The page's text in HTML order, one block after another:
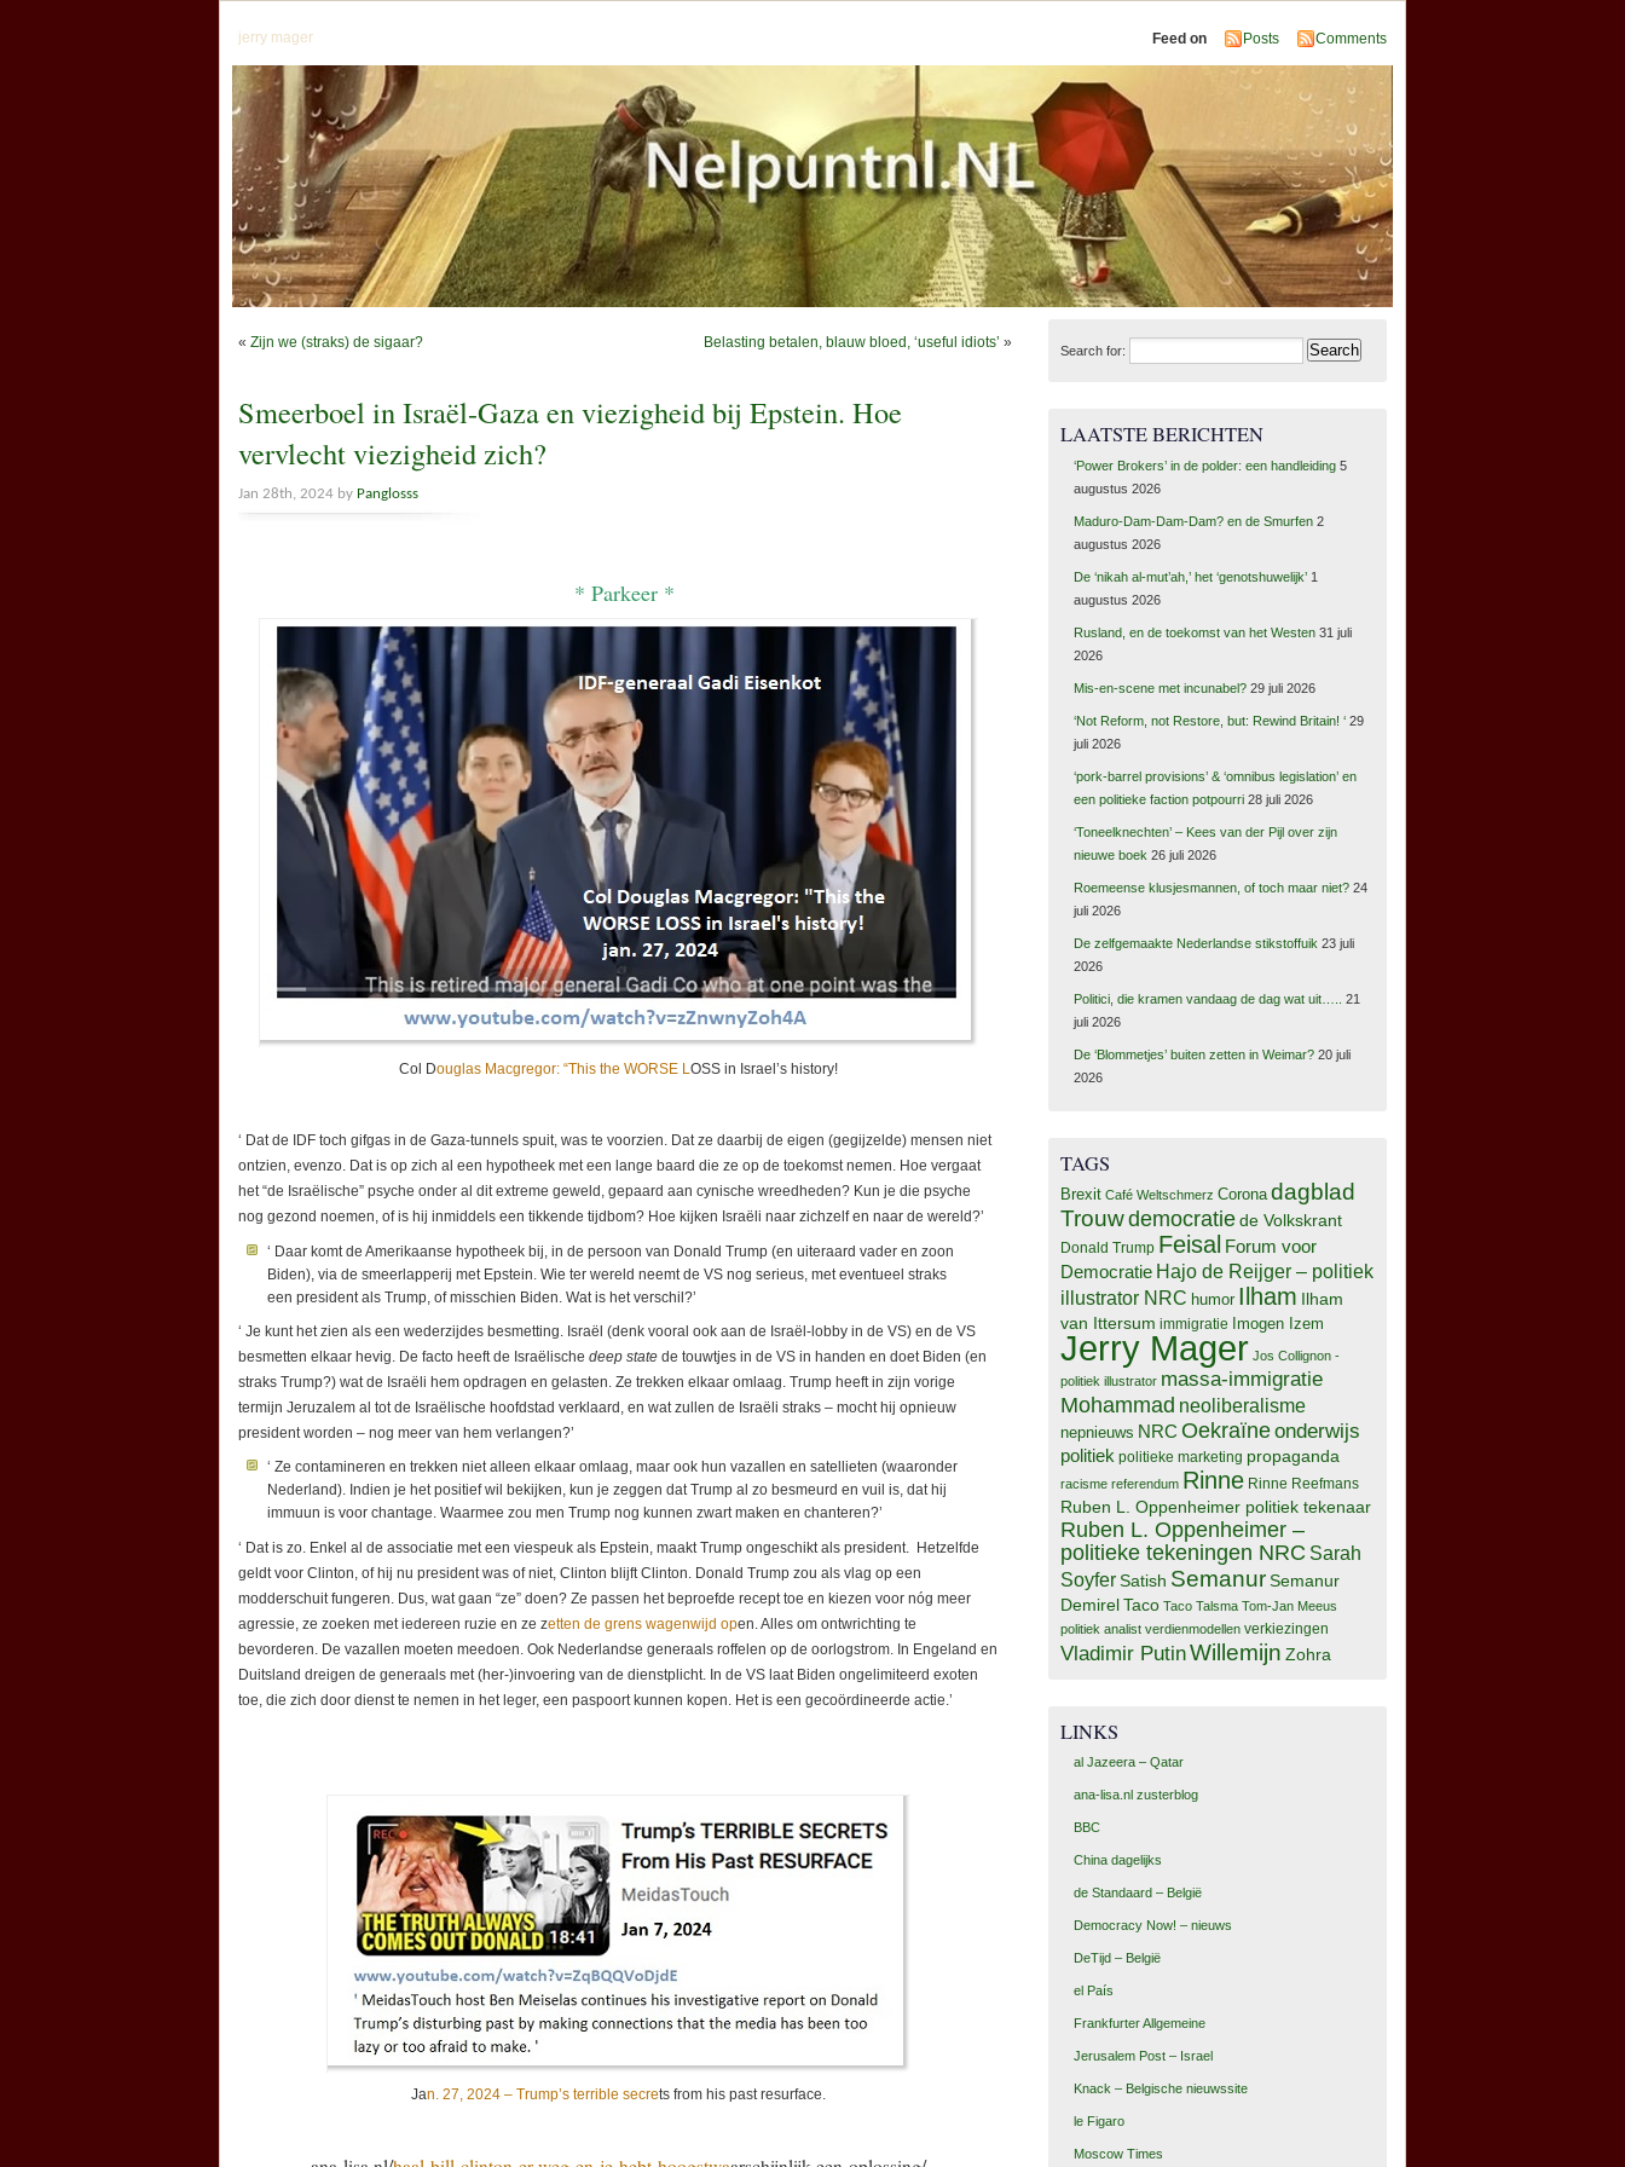
jerry mager Feed on Posts Comments
« Zijn we (straks) de sigaar? Belasting betalen, blauw bloed, ‘useful idiots’ »
Smeerboel in Israël-Gaza en viezigheid bij Epstein. Hoe
vervlecht viezigheid zich?
Jan 28th, 2024 by Panglosss
* Parkeer *
Col Douglas Macgregor: “This the WORSE LOSS in Israel’s history!
‘ Dat de IDF toch gifgas in de Gaza-tunnels spuit, was te voorzien. Dat ze daarbij de eigen (gegijzelde) mensen niet
ontzien, evenzo. Dat is op zich al een hypotheek met een lange baard die ze op de toekomst nemen. Hoe vergaat
het “de Israëlische” psyche onder al dit extreme geweld, gepaard aan cynische wreedheden? Kun je die psyche
nog gezond noemen, of is hij inmiddels een tikkende tijdbom? Hoe kijken Israëli naar zichzelf en naar de wereld?’
‘ Daar komt de Amerikaanse hypotheek bij, in de persoon van Donald Trump (en uiteraard vader en zoon
Biden), via de smeerlapperij met Epstein. Wie ter wereld neemt de VS nog serieus, met eventueel straks
een president als Trump, of misschien Biden. Wat is het verschil?’
‘ Je kunt het zien als een wederzijdes besmetting. Israël (denk vooral ook aan de Israël-lobby in de VS) en de VS
besmetten elkaar hevig. De facto heeft de Israëlische deep state de touwtjes in de VS in handen en doet Biden (en
straks Trump?) wat de Israëli hem opdragen en gelasten. Ze trekken elkaar omlaag. Trump heeft in zijn vorige
termijn Jeruzalem al tot de Israëlische hoofdstad verklaard, en wat zullen de Israëli straks – mocht hij opnieuw
president worden – nog meer van hem verlangen?’
‘ Ze contamineren en trekken niet alleen elkaar omlaag, maar ook hun vazallen en satellieten (waaronder
Nederland). Indien je het positief wil bekijken, kun je zeggen dat Trump al zo besmeurd en vuil is, dat hij
immuun is voor chantage. Waarmee zou men Trump nog kunnen zwart maken en chanteren?’
‘ Dat is zo. Enkel al de associatie met een viespeuk als Epstein, maakt Trump ongeschikt als president. Hetzelfde
geldt voor Clinton, of hij nu president was of niet, Clinton blijft Clinton. Donald Trump zou als vlag op een
modderschuit fungeren. Dus, wat gaan “ze” doen? Ze passen het beproefde recept toe en kiezen voor nóg meer
agressie, ze zoeken met iedereen ruzie en ze zetten de grens wagenwijd open. Alles om ontwrichting te
bevorderen. De vazallen moeten meedoen. Ook Nederlandse generaals roffelen op de oorlogstrom. In Engeland en
Duitsland dreigen de generaals met (her-)invoering van de dienstplicht. In de VS laat Biden ongelimiteerd exoten
toe, die zich door dienst te nemen in het leger, een paspoort kunnen kopen. Het is een gecoördineerde actie.’
Jan. 27, 2024 – Trump’s terrible secrets from his past resurface.
Search for:
LAATSTE BERICHTEN
‘Power Brokers’ in de polder: een handleiding 5
augustus 2026
Maduro-Dam-Dam-Dam? en de Smurfen 2
augustus 2026
De ‘nikah al-mut’ah,’ het ‘genotshuwelijk’ 1
augustus 2026
Rusland, en de toekomst van het Westen 31 juli
2026
Mis-en-scene met incunabel? 29 juli 2026
‘Not Reform, not Restore, but: Rewind Britain! ‘ 29
juli 2026
‘pork-barrel provisions’ & ‘omnibus legislation’ en
een politieke faction potpourri 28 juli 2026
‘Toneelknechten’ – Kees van der Pijl over zijn
nieuwe boek 26 juli 2026
Roemeense klusjesmannen, of toch maar niet? 24
juli 2026
De zelfgemaakte Nederlandse stikstoffuik 23 juli
2026
Politici, die kramen vandaag de dag wat uit…..
21
juli 2026
De ‘Blommetjes’ buiten zetten in Weimar? 20 juli
2026
TAGS
Brexit Café Weltschmerz Corona dagblad
Trouwdemocratiede Volkskrant
Donald Trump Feisal Forum voor
Democratie Hajo de Reijger – politiek
illustrator NRC humor Ilham Ilham
van Ittersum immigratie Imogen Izem
Jerry Mager Jos Collignon -
politiek illustrator massa-immigratie
Mohammad neoliberalisme
nepnieuws NRC Oekraïneonderwijs
politiek politieke marketing propaganda
racisme referendum Rinne Rinne Reefmans
Ruben L. Oppenheimer politiek tekenaar
Ruben L. Oppenheimer –
politieke tekeningen NRC Sarah
Soyfer Satish SemanurSemanur
DemirelTaco Taco Talsma Tom-Jan Meeus
politiek analist verdienmodellen verkiezingen
Vladimir PutinWillemijn Zohra
LINKS
al Jazeera – Qatar
ana-lisa.nl zusterblog
BBC
China dagelijks
de Standaard – België
Democracy Now! – nieuws
DeTijd – België
el País
Frankfurter Allgemeine
Jerusalem Post – Israel
Knack – Belgische nieuwssite
le Figaro
Moscow Times